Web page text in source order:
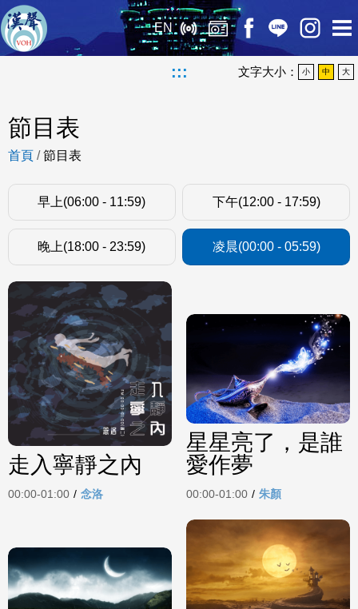
EN
::: 文字大小： 小 中 大
節目表
首頁 /節目表
早上(06:00 - 11:59) 下午(12:00 - 17:59)
晚上(18:00 - 23:59) 凌晨(00:00 - 05:59)
走入寧靜之內
00:00-01:00 / 念洛
星星亮了，是誰
愛作夢
00:00-01:00 / 朱顏